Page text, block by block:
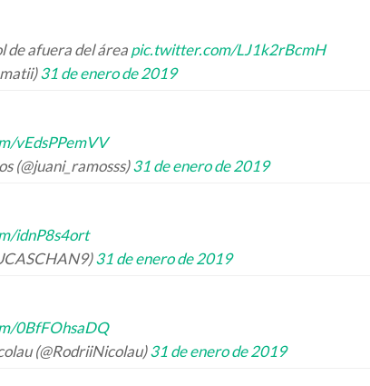
de afuera del área pic.twitter.com/LJ1k2rBcmH
31 de enero de 2019
vEdsPPemVV
(@juani_ramosss)31 de enero de 2019
idnP8s4ort
31 de enero de 2019
0BfFOhsaDQ
(@RodriiNicolau)31 de enero de 2019